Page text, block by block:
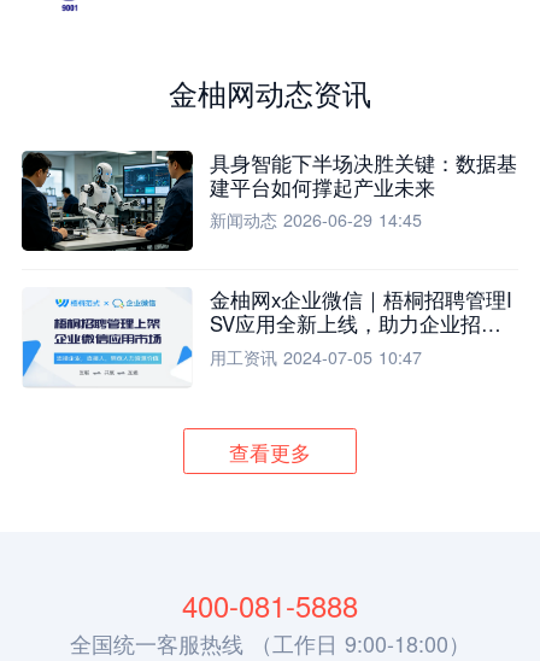
金柚网动态资讯
具身智能下半场决胜关键：数据基
建平台如何撑起产业未来
新闻动态 2026-06-29 14:45
金柚网x企业微信｜梧桐招聘管理I
SV应用全新上线，助力企业招聘
流程全面升级
用工资讯 2024-07-05 10:47
查看更多
400-081-5888
全国统一客服热线 （工作日 9:00-18:00）